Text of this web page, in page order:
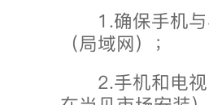
1.确保手机与
（局域网）；
2.手机和电视